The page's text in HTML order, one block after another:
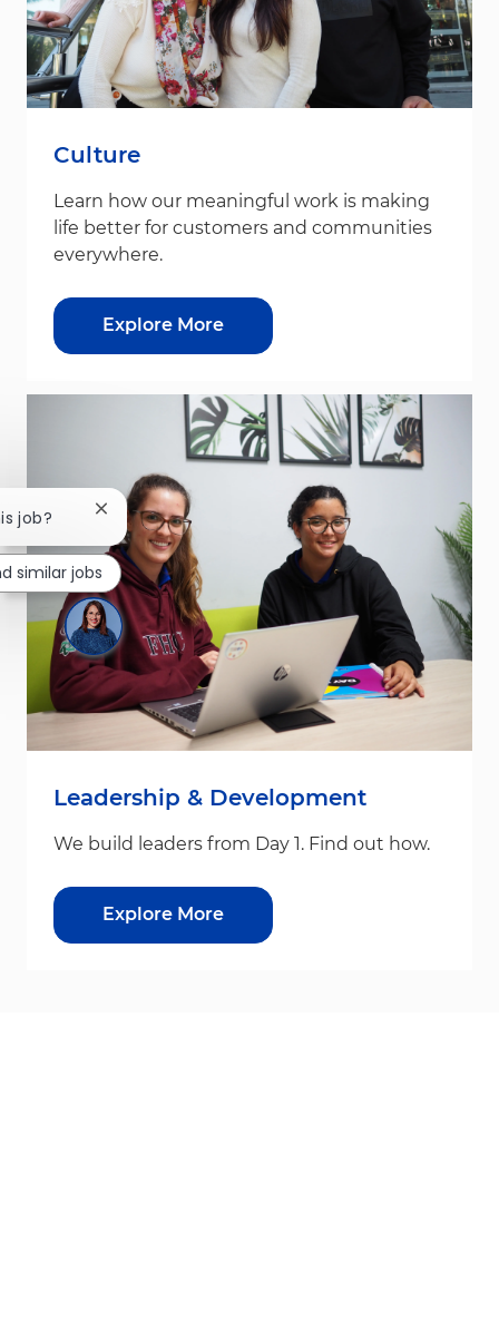
Culture
Learn how our meaningful work is making
life better for customers and communities
everywhere.
Explore More
Leadership & Development
We build leaders from Day 1. Find out how.
Explore More
job? Close chatbot notification
similar jobs